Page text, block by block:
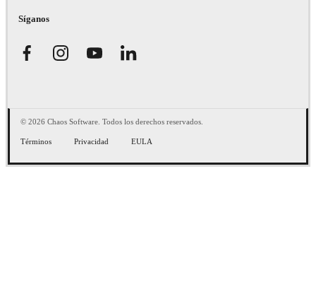
Síganos
© 2026 Chaos Software. Todos los derechos reservados.
Términos Privacidad EULA